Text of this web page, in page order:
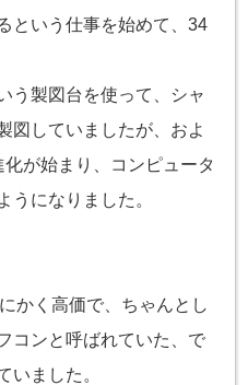
という仕事を始めて、34
う製図台を使って、シャ
図していましたが、 およ
が始まり、コンピュータ
うになりました。
かく高価で、ちゃんとし
コンと呼ばれていた、 で
いました。